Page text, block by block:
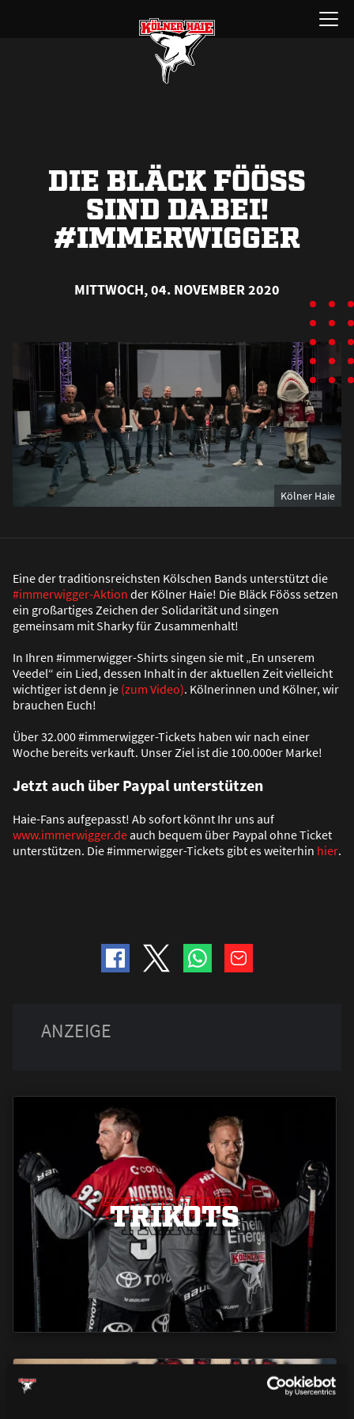
Menü
öffnen
DIE BLÄCK FÖÖSS
SIND DABEI!
#IMMERWIGGER
MITTWOCH, 04. NOVEMBER 2020
Kölner Haie
Eine der traditionsreichsten Kölschen Bands unterstützt die
#immerwigger-Aktion der Kölner Haie! Die Bläck Fööss setzen
ein großartiges Zeichen der Solidarität und singen
gemeinsam mit Sharky für Zusammenhalt!
In Ihren #immerwigger-Shirts singen sie mit „En unserem
Veedel“ ein Lied, dessen Inhalt in der aktuellen Zeit vielleicht
wichtiger ist denn je (zum Video). Kölnerinnen und Kölner, wir
brauchen Euch!
Über 32.000 #immerwigger-Tickets haben wir nach einer
Woche bereits verkauft. Unser Ziel ist die 100.000er Marke!
Jetzt auch über Paypal unterstützen
Haie-Fans aufgepasst! Ab sofort könnt Ihr uns auf
www.immerwigger.deauch bequem über Paypal ohne Ticket
unterstützen. Die #immerwigger-Tickets gibt es weiterhin hier.
TRIKOTS
TRIKOTS
TRIKOTS